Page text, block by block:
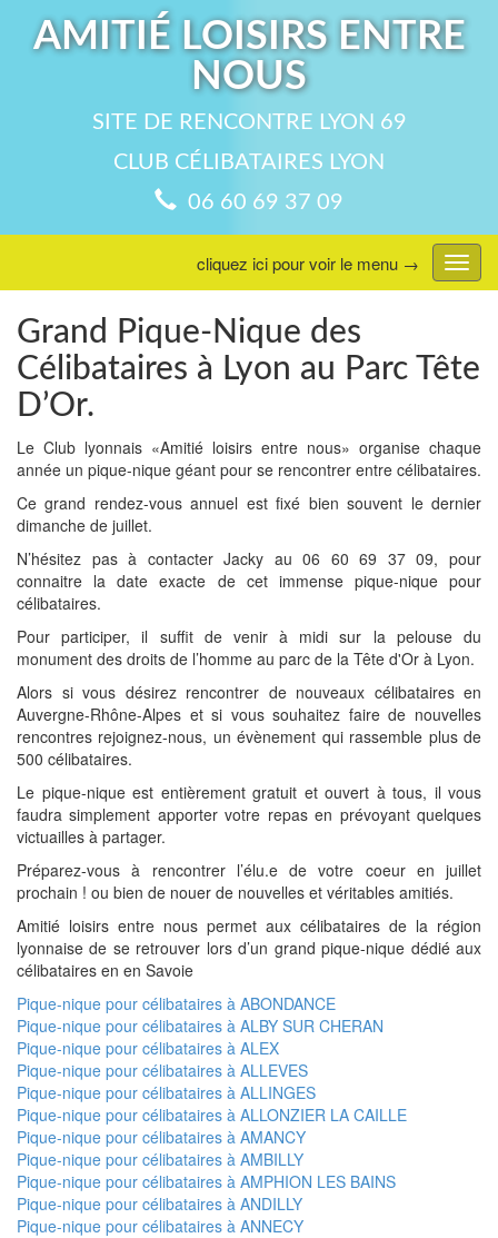
AMITIÉ LOISIRS ENTRE
NOUS
SITE DE RENCONTRE LYON 69
CLUB CÉLIBATAIRES LYON
06 60 69 37 09
menu
cliquez ici pour voir le menu →
Grand Pique-Nique des
Célibataires à Lyon au Parc Tête
D’Or.
Le Club lyonnais «Amitié loisirs entre nous» organise chaque
année un pique-nique géant pour se rencontrer entre célibataires.
Ce grand rendez-vous annuel est fixé bien souvent le dernier
dimanche de juillet.
N’hésitez pas à contacter Jacky au 06 60 69 37 09, pour
connaitre la date exacte de cet immense pique-nique pour
célibataires.
Pour participer, il suffit de venir à midi sur la pelouse du
monument des droits de l’homme au parc de la Tête d'Or à Lyon.
Alors si vous désirez rencontrer de nouveaux célibataires en
Auvergne-Rhône-Alpes et si vous souhaitez faire de nouvelles
rencontres rejoignez-nous, un évènement qui rassemble plus de
500 célibataires.
Le pique-nique est entièrement gratuit et ouvert à tous, il vous
faudra simplement apporter votre repas en prévoyant quelques
victuailles à partager.
Préparez-vous à rencontrer l’élu.e de votre coeur en juillet
prochain ! ou bien de nouer de nouvelles et véritables amitiés.
Amitié loisirs entre nous permet aux célibataires de la région
lyonnaise de se retrouver lors d’un grand pique-nique dédié aux
célibataires en en Savoie
Pique-nique pour célibataires à ABONDANCE
Pique-nique pour célibataires à ALBY SUR CHERAN
Pique-nique pour célibataires à ALEX
Pique-nique pour célibataires à ALLEVES
Pique-nique pour célibataires à ALLINGES
Pique-nique pour célibataires à ALLONZIER LA CAILLE
Pique-nique pour célibataires à AMANCY
Pique-nique pour célibataires à AMBILLY
Pique-nique pour célibataires à AMPHION LES BAINS
Pique-nique pour célibataires à ANDILLY
Pique-nique pour célibataires à ANNECY